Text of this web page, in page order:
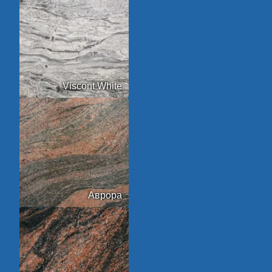
Viscont White
Аврора